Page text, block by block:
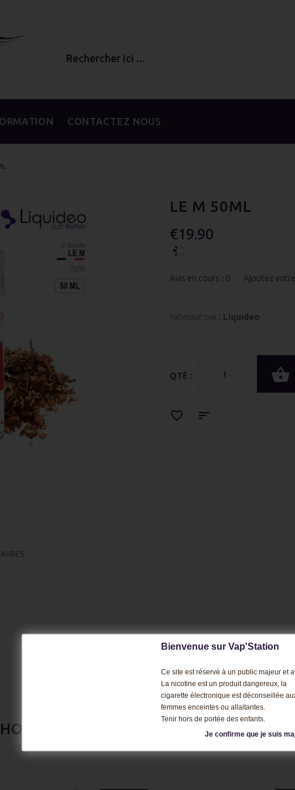
Bienvenue sur Vap'Station
Ce site est réservé à un public majeur et
La nicotine est un produit dangereux, la
cigarette électronique est déconseillée
femmes enceintes ou allaitantes.
Tenir hors de portée des enfants.
Je confirme que je suis
CONTACTEZ NOUS
LE M 50ML
€19.90
Avis en cours : 0 Ajoutez
Fabriqué par : Liquideo
QTÉ :
CE PRODUIT ONT ÉGALEMENT